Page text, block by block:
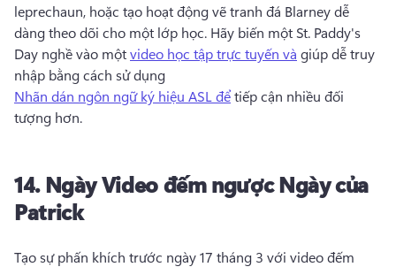
leprechaun, hoặc tạo hoạt động vẽ tranh đá Blarney dễ
dàng theo dõi cho một lớp học. Hãy biến một St. Paddy's
Day nghề vào một video học tập trực tuyến và giúp dễ truy
nhập bằng cách sử dụng
Nhãn dán ngôn ngữ ký hiệu ASL để tiếp cận nhiều đối
tượng hơn.
14.NgàyVideo đếm ngược Ngày của
Patrick
Tạo sự phấn khích trước ngày 17 tháng 3 với video đếm